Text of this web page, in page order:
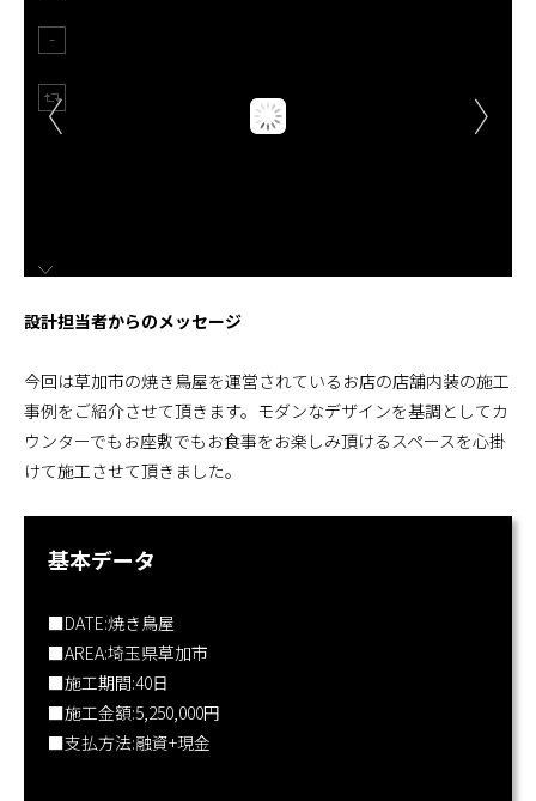
店舗内装工事.comの強み
採用情報 会社概要
設計担当者からのメッセージ
今回は草加市の焼き鳥屋を運営されているお店の店舗内装の施工
事例をご紹介させて頂きます。モダンなデザインを基調としてカ
ウンターでもお座敷でもお食事をお楽しみ頂けるスペースを心掛
けて施工させて頂きました。
基本データ
■DATE:焼き鳥屋
■AREA:埼玉県草加市
■施工期間:40日
■施工金額:5,250,000円
■支払方法:融資+現金